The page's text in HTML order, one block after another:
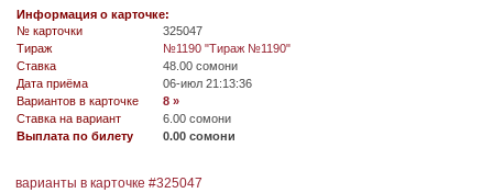
Информация о карточке:
№ карточки
325047
Tираж
№1190 "Тираж №1190"
Ставка
48.00 сомони
Дата приёма
06-июл 21:13:36
Вариантов в карточке
8 »
Ставка на вариант
6.00 сомони
Выплата по билету
0.00 сомони
варианты в карточке #325047